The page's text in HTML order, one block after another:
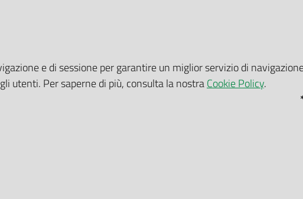
Accedi ai servizi online
Wi‑Fi gratuito nelle sedi
Tempi di attesa Emilia-Romagna
e di sessione per garantire un miglior servizio di
utenti. Per saperne di più, consulta la nostraCookie Policy.